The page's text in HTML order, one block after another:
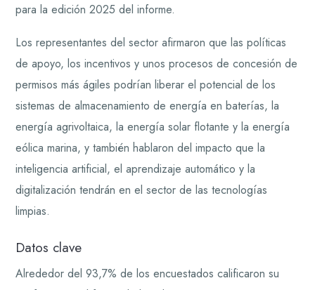
para la edición 2025 del informe.
Los representantes del sector afirmaron que las políticas
de apoyo, los incentivos y unos procesos de concesión de
permisos más ágiles podrían liberar el potencial de los
sistemas de almacenamiento de energía en baterías, la
energía agrivoltaica, la energía solar flotante y la energía
eólica marina, y también hablaron del impacto que la
inteligencia artificial, el aprendizaje automático y la
digitalización tendrán en el sector de las tecnologías
limpias.
Datos clave
Alrededor del 93,7% de los encuestados calificaron su